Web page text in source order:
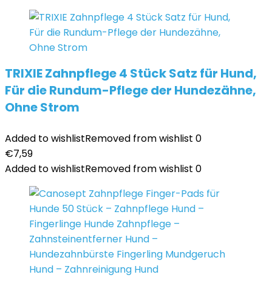
TRIXIE Zahnpflege 4 Stück Satz für Hund,
Für die Rundum-Pflege der Hundezähne,
Ohne Strom
Added to wishlistRemoved from wishlist 0
€7,59
Added to wishlistRemoved from wishlist 0